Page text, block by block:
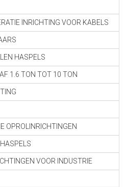
INRICHTING VOOR KABELS
HASPELS
1.6 TON TOT 10 TON
OPROLINRICHTINGEN
VOOR INDUSTRIE